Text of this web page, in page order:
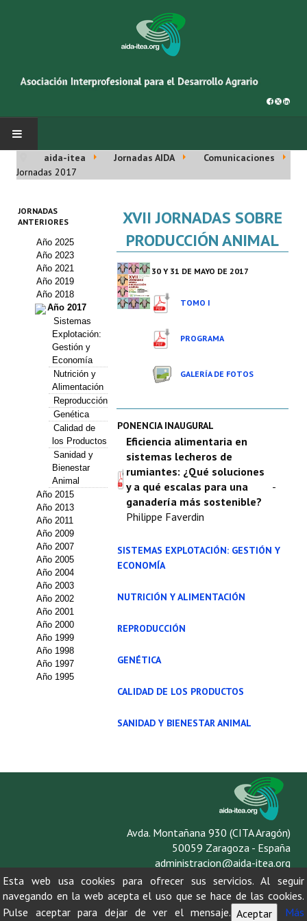
INICIO
Cincuentenario AIDA
Organigrama
Estatutos
Hacerse socio
Noticias
Galería de Fotos
Web AIDA 2.0
REVISTA ITEA
Presentación ITEA
Equipo Editorial
Leer revista ITEA
Directrices para autores/as
Políticas Editoriales
Propuesta Volumen Especial
Sello Calidad FECYT
Premio Prensa Agraria
Buscador de Artículos
Premio Jóvenes Investigadores
Buscador de Comunicaciones
aida-itea Jornadas AIDA
Comunicaciones
Jornadas 2017
JORNADAS
ANTERIORES
Año 2025
Año 2023
Año 2021
Año 2019
Año 2018
Año 2017
Sistemas
Explotación:
Gestión y
Economía
Nutrición y
Alimentación
Reproducción
Genética
Calidad de
los Productos
Sanidad y
Bienestar
Animal
Año 2015
Año 2013
Año 2011
Año 2009
Año 2007
Año 2005
Año 2004
Año 2003
Año 2002
Año 2001
Año 2000
Año 1999
Año 1998
Año 1997
Año 1995
XVII JORNADAS SOBRE
PRODUCCIÓN ANIMAL
30 Y 31 DE MAYO DE 2017
TOMO I
PROGRAMA
GALERÍA DE FOTOS
PONENCIA INAUGURAL
Eficiencia alimentaria en
sistemas lecheros de
rumiantes: ¿Qué soluciones
y a qué escalas para una
ganadería más sostenible?
Philippe Faverdin
-
SISTEMAS EXPLOTACIÓN: GESTIÓN Y
ECONOMÍA
NUTRICIÓN Y ALIMENTACIÓN
REPRODUCCIÓN
GENÉTICA
CALIDAD DE LOS PRODUCTOS
SANIDAD Y BIENESTAR ANIMAL
Avda. Montañana 930 (CITA Aragón)
50059 Zaragoza - España
administracion@aida-itea.org
976 716 305
Esta web usa cookies para ofrecer sus servicios. Al seguir
navegando en la web acepta el uso que se hace de las cookies.
Pulse aceptar para dejar de ver el mensaje. Aceptar Más